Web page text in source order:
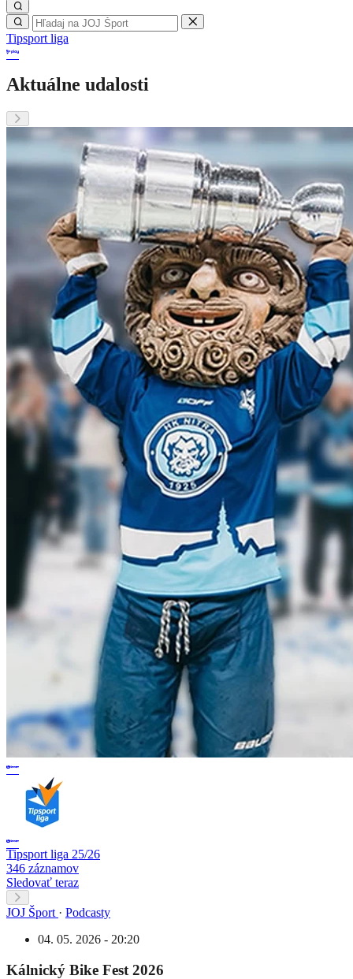
Tipsport liga
Aktuálne udalosti
Tipsport liga 25/26
346 záznamov
Sledovať teraz
JOJ Šport · Podcasty
04. 05. 2026 - 20:20
Kálnický Bike Fest 2026